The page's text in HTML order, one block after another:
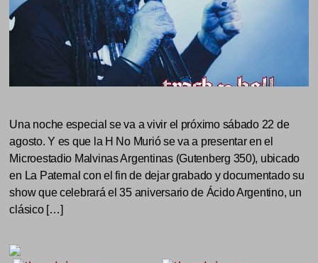
Una noche especial se va a vivir el próximo sábado 22 de
agosto. Y es que la H No Murió se va a presentar en el
Microestadio Malvinas Argentinas (Gutenberg 350), ubicado
en La Paternal con el fin de dejar grabado y documentado su
show que celebrará el 35 aniversario de Ácido Argentino, un
clásico […]